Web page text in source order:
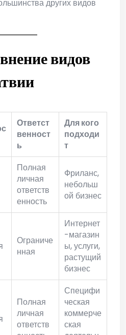
других видов
видов
Ответст
венност
ь
Для кого
подходи
т
Полная
личная
ответств
енность
Фриланс,
небольш
ой бизнес
Ограниче
нная
Интернет
-магазин
ы, услуги,
растущий
бизнес
Полная
личная
ответств
Специфи
ческая
коммерче
ская